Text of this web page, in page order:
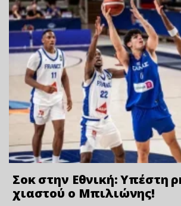
Σoκ στην Εθνική: Υπέστη
χιαστού ο Μπιλιώνης!